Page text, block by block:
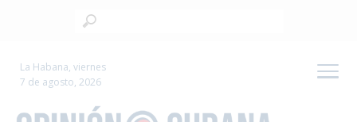
La Habana, viernes
7 de agosto, 2026